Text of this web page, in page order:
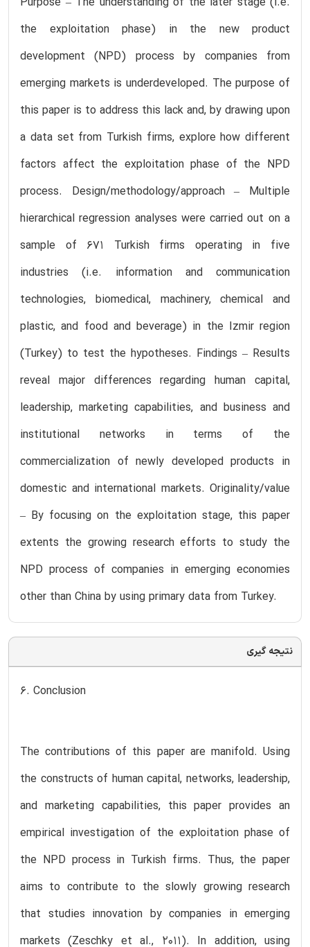
the exploitation phase) in the new product
development (NPD) process by companies from
emerging markets is underdeveloped. The purpose of
this paper is to address this lack and, by drawing upon
a data set from Turkish firms, explore how different
factors affect the exploitation phase of the NPD
process. Design/methodology/approach – Multiple
hierarchical regression analyses were carried out on a
sample of 671 Turkish firms operating in five
industries (i.e. information and communication
technologies, biomedical, machinery, chemical and
plastic, and food and beverage) in the Izmir region
(Turkey) to test the hypotheses. Findings – Results
reveal major differences regarding human capital,
leadership, marketing capabilities, and business and
institutional networks in terms of the
commercialization of newly developed products in
domestic and international markets. Originality/value
– By focusing on the exploitation stage, this paper
extents the growing research efforts to study the
NPD process of companies in emerging economies
other than China by using primary data from Turkey.
نتیجه گیری
6. Conclusion
The contributions of this paper are manifold. Using
the constructs of human capital, networks, leadership,
and marketing capabilities, this paper provides an
empirical investigation of the exploitation phase of
the NPD process in Turkish firms. Thus, the paper
aims to contribute to the slowly growing research
that studies innovation by companies in emerging
markets (Zeschky et al., 2011). In addition, using